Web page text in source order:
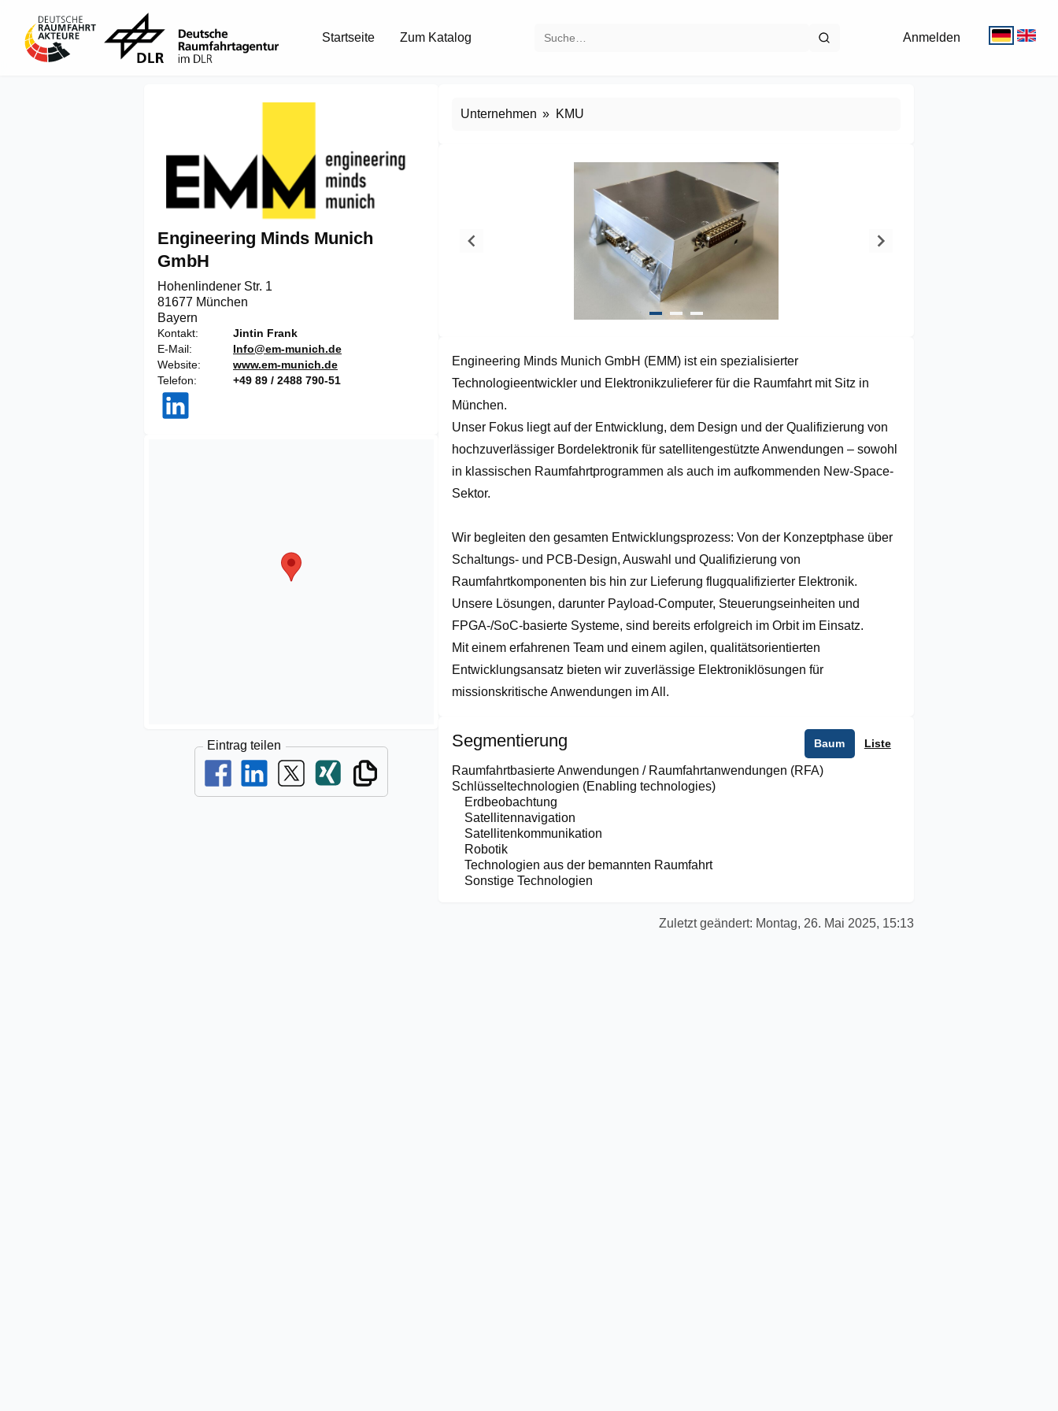
Startseite Zum Katalog Anmelden
Engineering Minds Munich
GmbH
Hohenlindener Str. 1
81677 München
Bayern
Kontakt
Jintin Frank
E-Mail
Info@em-munich.de
Website
www.em-munich.de
Telefon
+49 89 / 2488 790-51
Eintrag teilen
Unternehmen KMU
of
3
Engineering Minds Munich GmbH (EMM) ist ein spezialisierter
Technologieentwickler und Elektronikzulieferer für die Raumfahrt mit Sitz in
München.
Unser Fokus liegt auf der Entwicklung, dem Design und der Qualifizierung von
hochzuverlässiger Bordelektronik für satellitengestützte Anwendungen – sowohl
in klassischen Raumfahrtprogrammen als auch im aufkommenden New-Space-
Sektor.
Wir begleiten den gesamten Entwicklungsprozess: Von der Konzeptphase über
Schaltungs- und PCB-Design, Auswahl und Qualifizierung von
Raumfahrtkomponenten bis hin zur Lieferung flugqualifizierter Elektronik.
Unsere Lösungen, darunter Payload-Computer, Steuerungseinheiten und
FPGA-/SoC-basierte Systeme, sind bereits erfolgreich im Orbit im Einsatz.
Mit einem erfahrenen Team und einem agilen, qualitätsorientierten
Entwicklungsansatz bieten wir zuverlässige Elektroniklösungen für
missionskritische Anwendungen im All.
Segmentierung Baum Liste
Raumfahrtbasierte Anwendungen / Raumfahrtanwendungen (RFA)
Schlüsseltechnologien (Enabling technologies)
Erdbeobachtung
Satellitennavigation
Satellitenkommunikation
Robotik
Technologien aus der bemannten Raumfahrt
Sonstige Technologien
Zuletzt geändert: Montag, 26. Mai 2025, 15:13